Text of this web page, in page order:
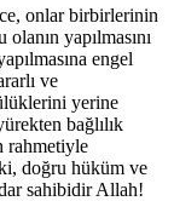
onlar birbirlerinin
yapılmasını
engel
ve
yerine
bağlılık
rahmetiyle
doğru hüküm ve
sahibidir Allah!